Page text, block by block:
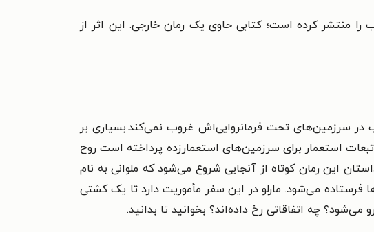
را منتشر کرده است؛ کتابی حاوی یک رمان خارجی. این اثر از
در سرزمین‌های تحت فرمانروایی‌اش غروب نمی‌کند.بسیاری بر
استعمار برای سرزمین‌های استعمارزده پرداخته است روح
این رمان کوتاه از آنجایی شروع می‌شود که ملوانی به نام
فرستاده می‌شود. مارلو در این سفر مأموریت دارد تا یک کشتی
چه اتفاقاتی رخ داده‌اند؟ بخوانید تا بدانید.